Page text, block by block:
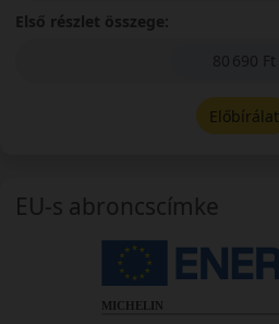
Első részlet összege:
80 690 Ft
Előbírálat
EU-s abroncscímke